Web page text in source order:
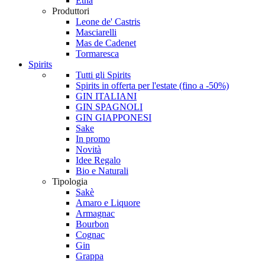
Produttori
Leone de' Castris
Masciarelli
Mas de Cadenet
Tormaresca
Spirits
Tutti gli Spirits
Spirits in offerta per l'estate (fino a -50%)
GIN ITALIANI
GIN SPAGNOLI
GIN GIAPPONESI
Sake
In promo
Novità
Idee Regalo
Bio e Naturali
Tipologia
Sakè
Amaro e Liquore
Armagnac
Bourbon
Cognac
Gin
Grappa